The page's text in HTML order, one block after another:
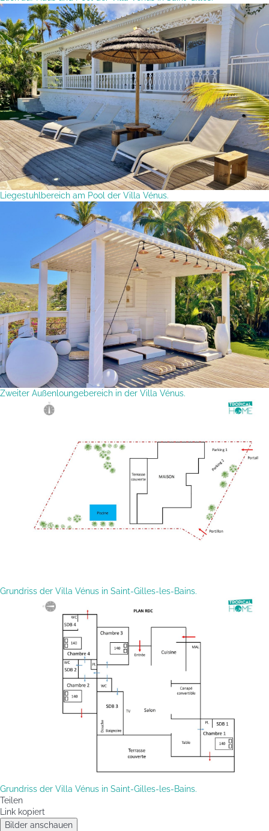
Liegestuhlbereich am Pool der Villa Vénus.
Zweiter Außenloungebereich in der Villa Vénus.
Grundriss der Villa Vénus in Saint-Gilles-les-Bains.
Grundriss der Villa Vénus in Saint-Gilles-les-Bains.
Teilen
Link kopiert
Bilder anschauen